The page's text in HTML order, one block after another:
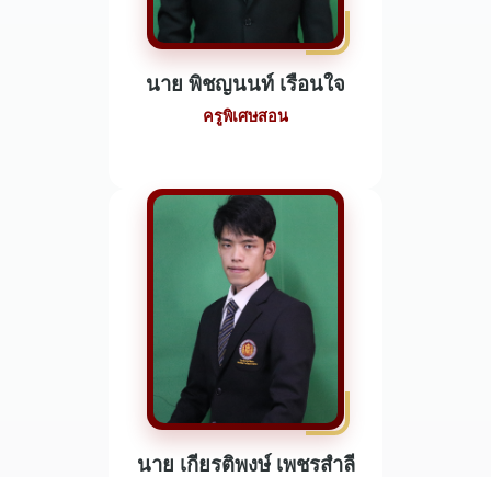
นาย พิชญนนท์ เรือนใจ
ครูพิเศษสอน
นาย เกียรติพงษ์ เพชรสำลี